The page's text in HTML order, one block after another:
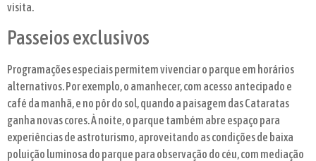
visita.
Passeios exclusivos
Programações especiais permitem vivenciar o parque em horários
alternativos. Por exemplo, o amanhecer, com acesso antecipado e
café da manhã, e no pôr do sol, quando a paisagem das Cataratas
ganha novas cores. À noite, o parque também abre espaço para
experiências de astroturismo, aproveitando as condições de baixa
poluição luminosa do parque para observação do céu, com mediação